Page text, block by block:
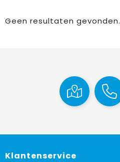
Geen resultaten gevonden.
Klantenservice